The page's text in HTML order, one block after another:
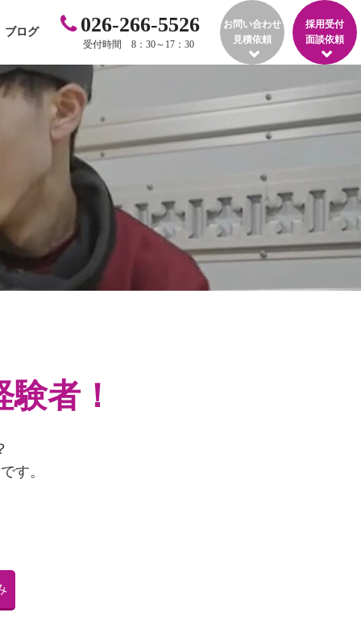
ブログ 026-266-5526
受付時間 8：30～17：30
お問い合わせ
見積依頼
採用受付
面談依頼
験者！
す。